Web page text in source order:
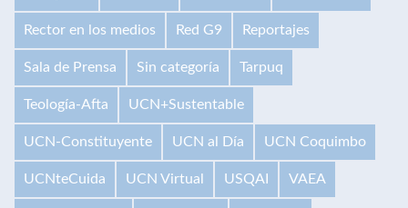
Rector en los medios Red G9 Reportajes
Sala de Prensa Sin categoría Tarpuq
Teología-Afta UCN+Sustentable
UCN-Constituyente UCN al Día UCN Coquimbo
UCNteCuida UCN Virtual USQAI VAEA